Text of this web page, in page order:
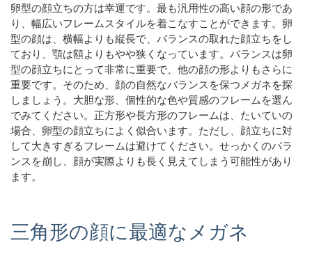
卵型の顔立ちの方は幸運です。最も汎用性の高い顔の形であ
り、幅広いフレームスタイルを着こなすことができます。卵
型の顔は、横幅よりも縦長で、バランスの取れた顔立ちをし
ており、顎は額よりもやや狭くなっています。バランスは卵
型の顔立ちにとって非常に重要で、他の顔の形よりもさらに
重要です。そのため、顔の自然なバランスを保つメガネを探
しましょう。大胆な形、個性的な色や質感のフレームを選ん
でみてください。正方形や長方形のフレームは、たいていの
場合、卵型の顔立ちによく似合います。ただし、顔立ちに対
して大きすぎるフレームは避けてください。せっかくのバラ
ンスを崩し、顔が実際よりも長く見えてしまう可能性があり
ます。
三角形の顔に最適なメガネ